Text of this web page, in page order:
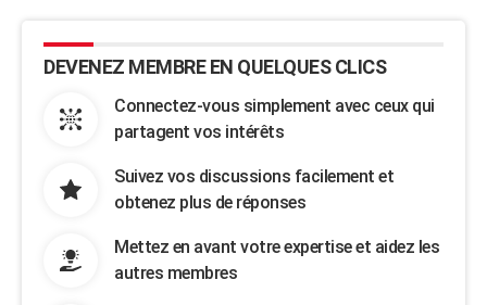
DEVENEZ MEMBRE EN QUELQUES CLICS
Connectez-vous simplement avec ceux qui
partagent vos intérêts
Suivez vos discussions facilement et
obtenez plus de réponses
Mettez en avant votre expertise et aidez les
autres membres